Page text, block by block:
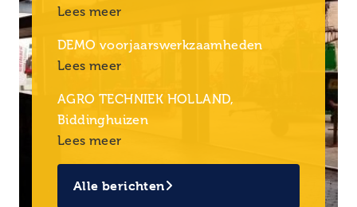
Lees meer
DEMO voorjaarswerkzaamheden
Lees meer
AGRO TECHNIEK HOLLAND,
Biddinghuizen
Lees meer
Alle berichten